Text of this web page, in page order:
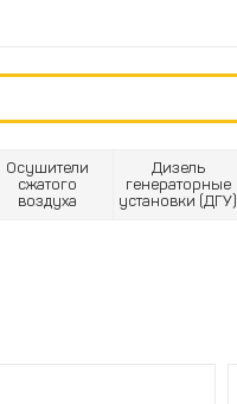
Осушители
сжатого
воздуха
Дизель
генераторные
установки (ДГУ)